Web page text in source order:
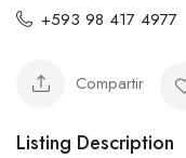
+593 98 417 4977
Compartir
Listing Description